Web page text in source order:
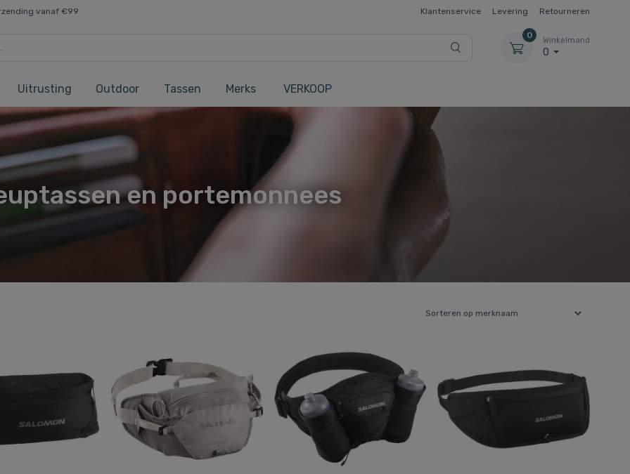
vanaf €99 Klantenservice Levering Retourneren
0
Winkelmand
0
Uitrusting Outdoor Tassen Merks VERKOOP
en portemonnees